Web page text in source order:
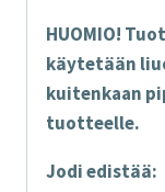
HUOMIO!
käytetään
kuitenkaan
tuotteelle.
Jodi edistää: